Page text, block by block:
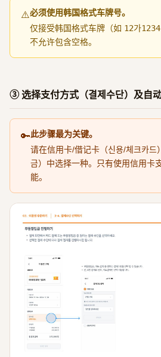
⚠️必须使用韩国格式车牌号。
仅接受韩国格式车牌（如 12가1234
不允许包含空格。
③ 选择支付方式（결제수단）及自动
🔑此步骤最为关键。
请在信用卡/借记卡（신용/체크카드
금）中选择一种。只有使用信用卡
能。